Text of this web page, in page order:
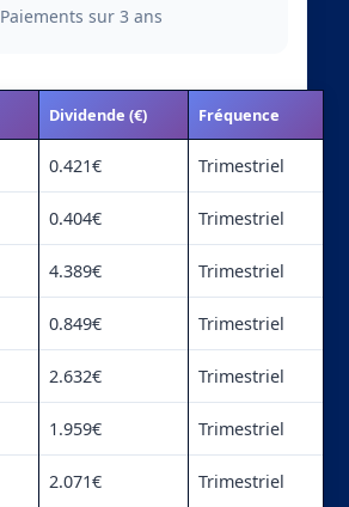
Paiements sur 3 ans
Dividende (€) Fréquence
0.421€ Trimestriel
0.404€ Trimestriel
4.389€ Trimestriel
0.849€ Trimestriel
2.632€ Trimestriel
1.959€ Trimestriel
2.071€ Trimestriel